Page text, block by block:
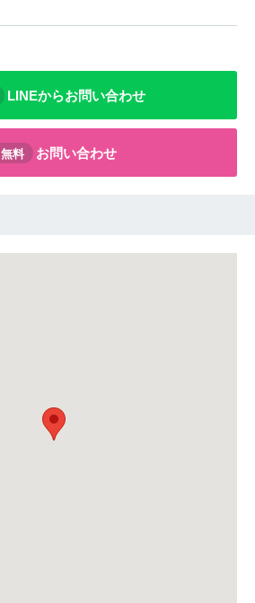
LINEからお問い合わせ
無料 お問い合わせ